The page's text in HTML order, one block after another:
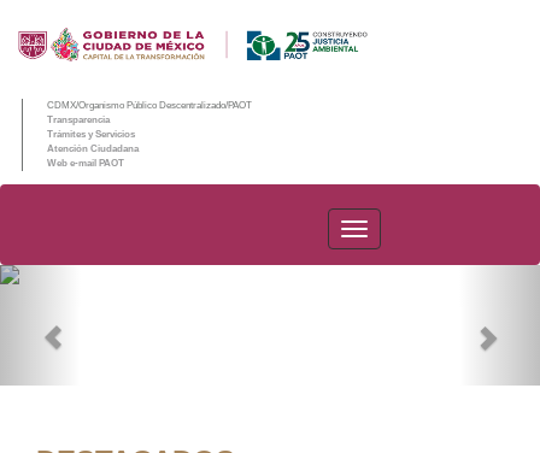
CDMX/Organismo Público Descentralizado/PAOT
Transparencia
Trámites y Servicios
Atención Ciudadana
Web e-mail PAOT
PAOT